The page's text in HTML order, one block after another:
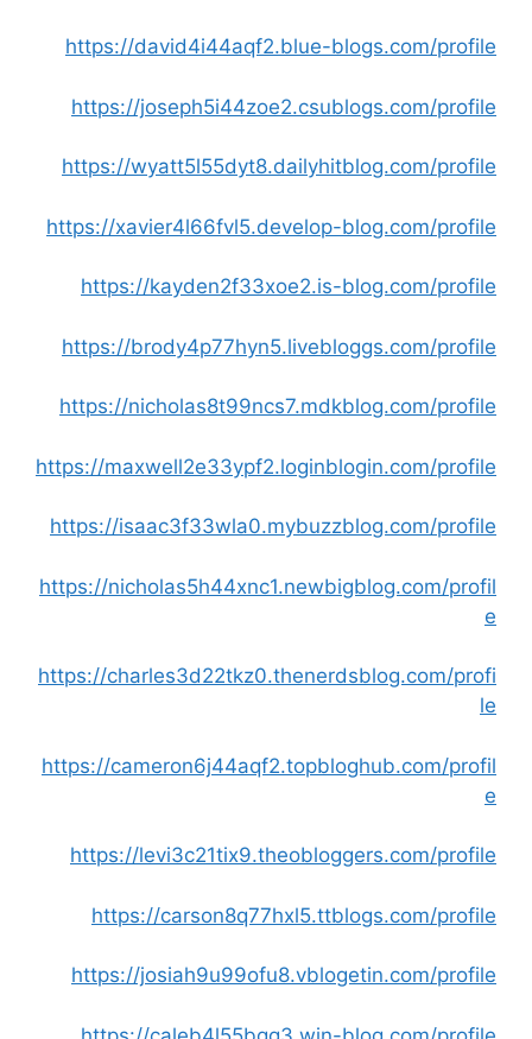
https://david4i44aqf2.blue-blogs.com/profile
https://joseph5i44zoe2.csublogs.com/profile
https://wyatt5l55dyt8.dailyhitblog.com/profile
https://xavier4l66fvl5.develop-blog.com/profile
https://kayden2f33xoe2.is-blog.com/profile
https://brody4p77hyn5.livebloggs.com/profile
https://nicholas8t99ncs7.mdkblog.com/profile
https://maxwell2e33ypf2.loginblogin.com/profile
https://isaac3f33wla0.mybuzzblog.com/profile
https://nicholas5h44xnc1.newbigblog.com/profil
e
https://charles3d22tkz0.thenerdsblog.com/profi
le
https://cameron6j44aqf2.topbloghub.com/profil
e
https://levi3c21tix9.theobloggers.com/profile
https://carson8q77hxl5.ttblogs.com/profile
https://josiah9u99ofu8.vblogetin.com/profile